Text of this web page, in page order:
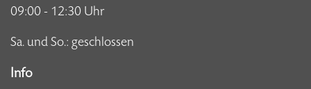
09:00 - 12:30 Uhr
Sa. und So.: geschlossen
Info